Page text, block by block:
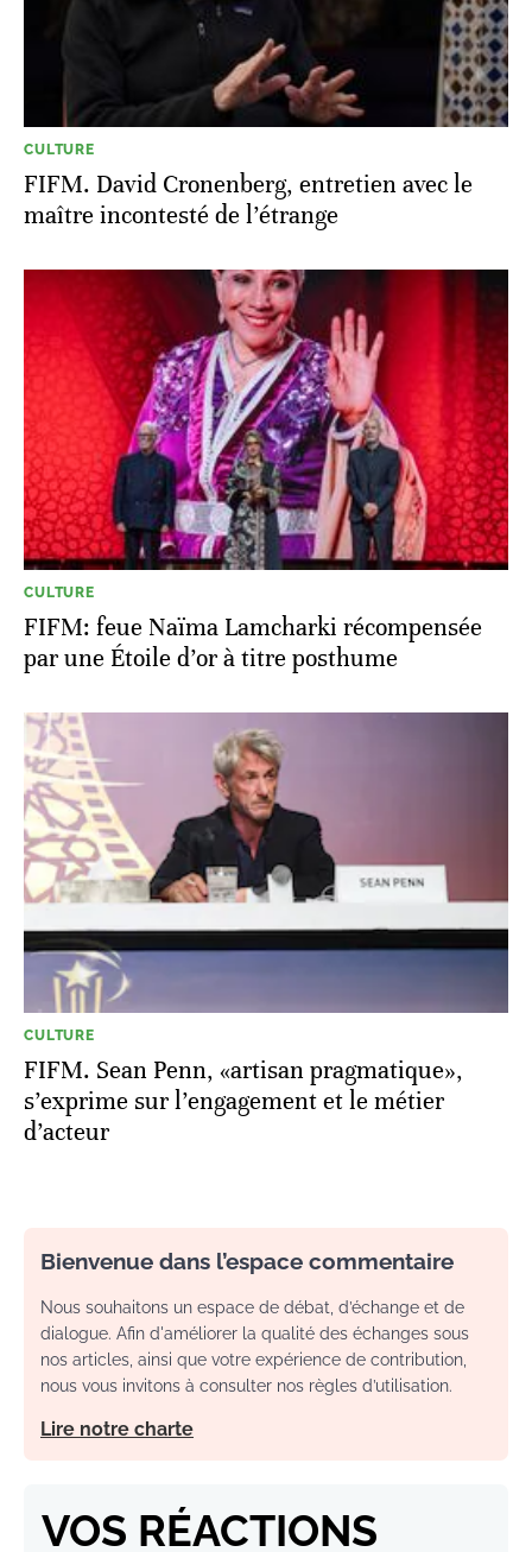
CULTURE
FIFM. David Cronenberg, entretien avec le
maître incontesté de l’étrange
CULTURE
FIFM: feue Naïma Lamcharki récompensée
par une Étoile d’or à titre posthume
CULTURE
FIFM. Sean Penn, «artisan pragmatique»,
s’exprime sur l’engagement et le métier
d’acteur
Bienvenue dans l’espace commentaire
Nous souhaitons un espace de débat, d’échange et de
dialogue. Afin d'améliorer la qualité des échanges sous
nos articles, ainsi que votre expérience de contribution,
nous vous invitons à consulter nos règles d’utilisation.
Lire notre charte
VOS RÉACTIONS